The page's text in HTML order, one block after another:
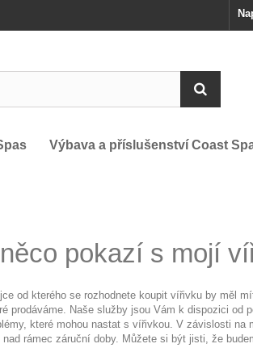
Výbava a příslušenství Coast
pokazí s mojí
od kterého se rozhodnete koupit vířivku by měl
Naše služby jsou Vám k dispozici od
které mohou nastat s vířivkou. V závislosti na
rámec záruční doby. Můžete si být jisti, že